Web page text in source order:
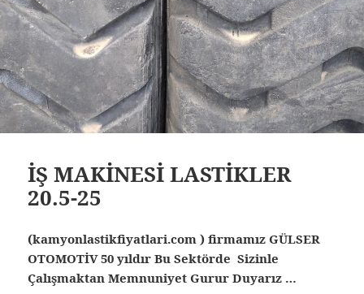
İŞ MAKİNESİ LASTİKLER
20.5-25
(kamyonlastikfiyatlari.com ) firmamız GÜLSER
OTOMOTİV 50 yıldır Bu Sektörde Sizinle
Çalışmaktan Memnuniyet Gurur Duyarız …